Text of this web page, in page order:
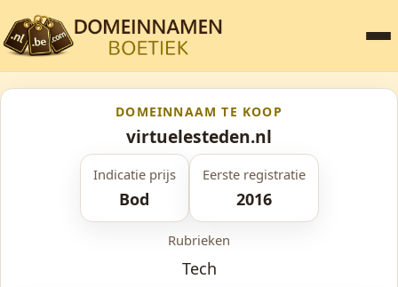
DOMEINNAAM TE KOOP
virtuelesteden.nl
Indicatie prijs
Bod
Eerste registratie
2016
Rubrieken
Tech